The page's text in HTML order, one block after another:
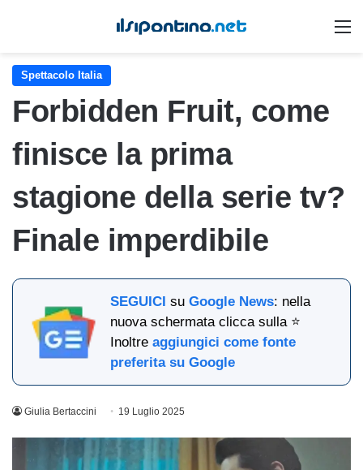
Spettacolo Italia
Forbidden Fruit, come
finisce la prima
stagione della serie tv?
Finale imperdibile
SEGUICI suGoogle News: nella
nuova schermata clicca sulla ⭐
Inoltreaggiungici come fonte
preferita su Google
Giulia Bertaccini 19 Luglio 2025